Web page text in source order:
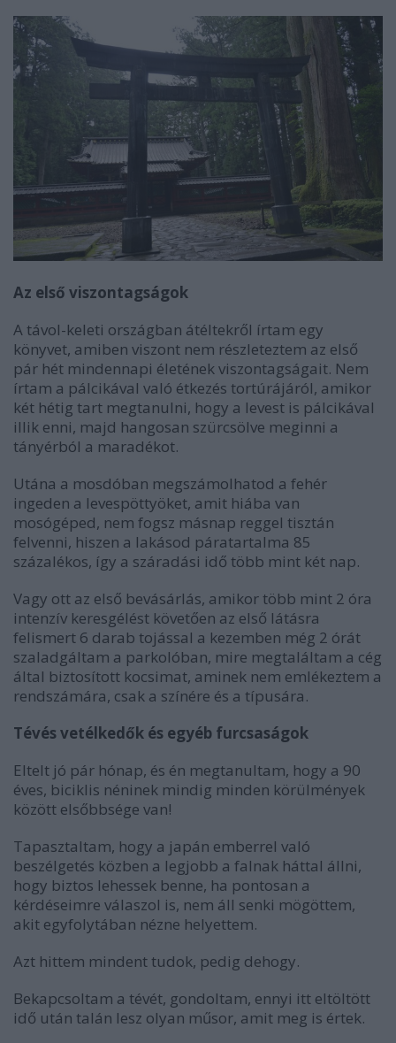
Az első viszontagságok
A távol-keleti országban átéltekről írtam egy
könyvet, amiben viszont nem részleteztem az első
pár hét mindennapi életének viszontagságait. Nem
írtam a pálcikával való étkezés tortúrájáról, amikor
két hétig tart megtanulni, hogy a levest is pálcikával
illik enni, majd hangosan szürcsölve meginni a
tányérból a maradékot.
Utána a mosdóban megszámolhatod a fehér
ingeden a levespöttyöket, amit hiába van
mosógéped, nem fogsz másnap reggel tisztán
felvenni, hiszen a lakásod páratartalma 85
százalékos, így a száradási idő több mint két nap.
Vagy ott az első bevásárlás, amikor több mint 2 óra
intenzív keresgélést követően az első látásra
felismert 6 darab tojással a kezemben még 2 órát
szaladgáltam a parkolóban, mire megtaláltam a cég
által biztosított kocsimat, aminek nem emlékeztem a
rendszámára, csak a színére és a típusára.
Tévés vetélkedők és egyéb furcsaságok
Eltelt jó pár hónap, és én megtanultam, hogy a 90
éves, biciklis néninek mindig minden körülmények
között elsőbbsége van!
Tapasztaltam, hogy a japán emberrel való
beszélgetés közben a legjobb a falnak háttal állni,
hogy biztos lehessek benne, ha pontosan a
kérdéseimre válaszol is, nem áll senki mögöttem,
akit egyfolytában nézne helyettem.
Azt hittem mindent tudok, pedig dehogy.
Bekapcsoltam a tévét, gondoltam, ennyi itt eltöltött
idő után talán lesz olyan műsor, amit meg is értek.